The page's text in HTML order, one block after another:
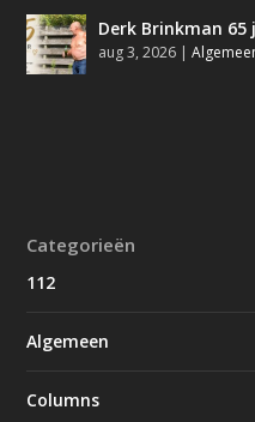
Derk Brinkman 65
aug 3, 2026 |
Categorieën
112
Algemeen
Columns